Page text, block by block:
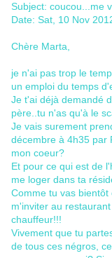
Subject: coucou...me
Date: Sat, 10 Nov
Chère Marta,
je n'ai pas trop le
un emploi du temps
Je t'ai déjà demandé
père..tu n'as qu'à le
Je vais surement
décembre à 4h35 par
mon coeur?
Et pour ce qui est de
me loger dans ta
Comme tu vas
m'inviter au
chauffeur!!!
Vivement que tu
de tous ces négros,